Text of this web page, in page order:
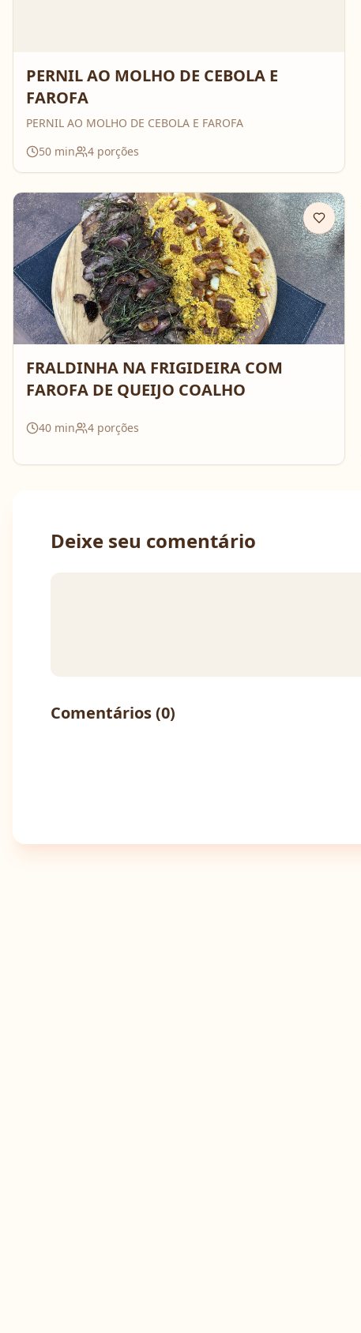
PERNIL AO MOLHO DE CEBOLA E
FAROFA
PERNIL AO MOLHO DE CEBOLA E FAROFA
50 min 4 porções
FRALDINHA NA FRIGIDEIRA COM
FAROFA DE QUEIJO COALHO
40 min 4 porções
Deixe seu comentário
Comentários (0)